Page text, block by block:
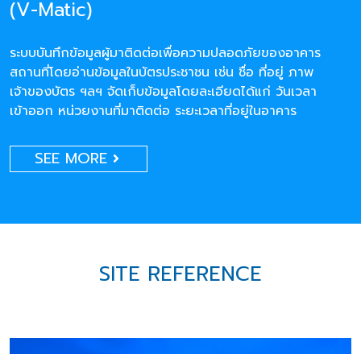
(V-Matic)
ระบบบันทึกข้อมูลผู้มาติดต่อเพื่อความปลอดภัยของอาคาร
สถานที่โดยอ่านข้อมูลในบัตรประชาชน เช่น ชื่อ ที่อยู่ ภาพ
เจ้าของบัตร ฯลฯ จัดเก็บข้อมูลโดยละเอียดได้แก่ วันเวลา
เข้าออก หน่วยงานที่มาติดต่อ ระยะเวลาที่อยู่ในอาคาร
SEE MORE
SITE REFERENCE